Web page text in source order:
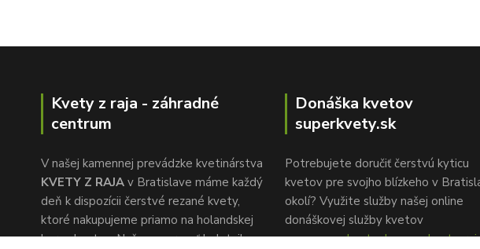
Kvety z raja - záhradné
centrum
V našej kamennej prevádzke kvetinárstva
KVETY Z RAJA v Bratislave máme každý
deň k dispozícii čerstvé rezané kvety,
ktoré nakupujeme priamo na holandskej
burze kvetov. Naša pozornosť k detailu a
Donáška kvetov
superkvety.sk
Potrebujete doručiť čerstvú kyticu
kvetov pre svojho blízkeho v
okolí? Využite služby našej online
donáškovej služby kvetov
www.superkvety.sk,